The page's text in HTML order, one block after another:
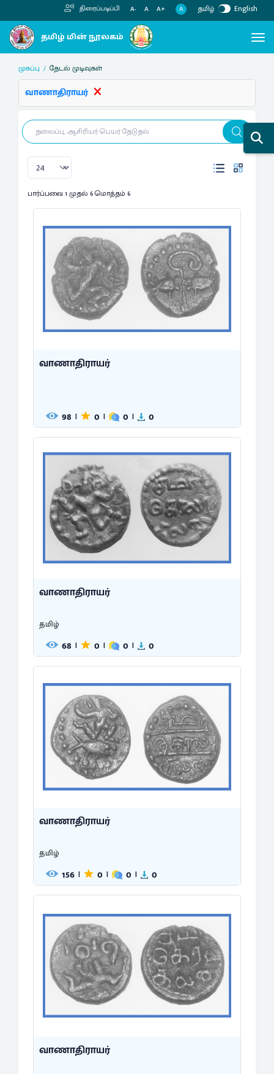
திரைப்படிப்பி A- A A+ A தமிழ் English
முகப்பு தேடல் முடிவுகள்
வாணாதிராயர்
பார்ப்பவை 1 முதல் 6 மொத்தம் 6
வாணாதிராயர்
98 | 0 | 0 | 0
வாணாதிராயர்
தமிழ்
68 | 0 | 0 | 0
வாணாதிராயர்
தமிழ்
156 | 0 | 0 | 0
வாணாதிராயர்